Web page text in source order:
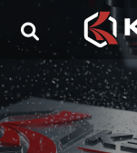
Anasayfa
Kurumsal